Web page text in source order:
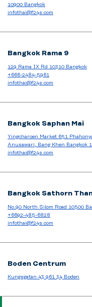
10900 Bangkok
infothai@f24s.com
Bangkok Rama 9
129 Rama IX Rd 10310 Bangkok
+666-2484-5961
infothai@f24s.com
Bangkok Saphan Mai
Yingcharoen Market 651
Anusawari, Bang Khen Bangkok
infothai@f24s.com
Bangkok Sathorn
No.90 North Silom Road 10500
+6692-485-6828
infothai@f24s.com
Boden Centrum
Kungsgatan 43 961 34 Boden